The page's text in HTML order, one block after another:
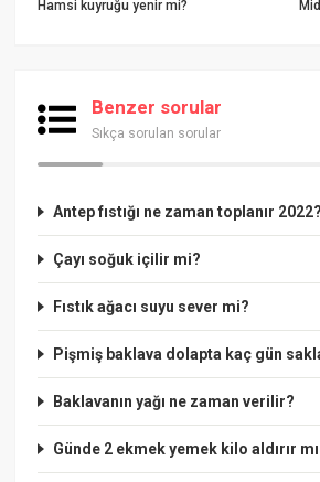
Hamsi kuyruğu yenir mi?
Benzer sorular
Sıkça sorulan sorular
Antep fıstığı ne zaman toplanır 2022?
Çayı soğuk içilir mi?
Fıstık ağacı suyu sever mi?
Pişmiş baklava dolapta kaç gün
Baklavanın yağı ne zaman verilir?
Günde 2 ekmek yemek kilo aldırır